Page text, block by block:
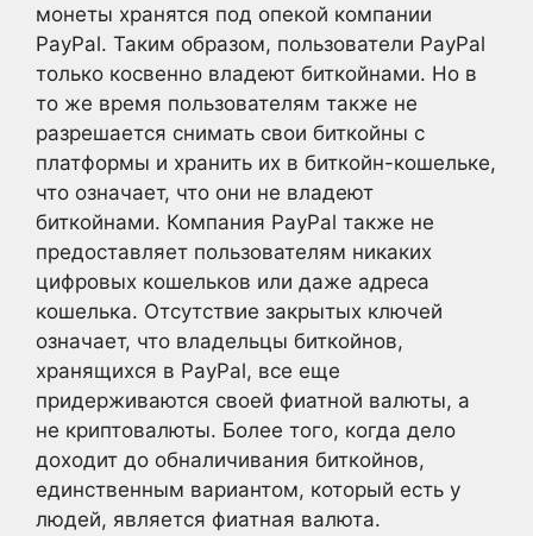
монеты хранятся под опекой компании
PayPal. Таким образом, пользователи PayPal
только косвенно владеют биткойнами. Но в
то же время пользователям также не
разрешается снимать свои биткойны с
платформы и хранить их в биткойн-кошельке,
что означает, что они не владеют
биткойнами. Компания PayPal также не
предоставляет пользователям никаких
цифровых кошельков или даже адреса
кошелька. Отсутствие закрытых ключей
означает, что владельцы биткойнов,
хранящихся в PayPal, все еще
придерживаются своей фиатной валюты, а
не криптовалюты. Более того, когда дело
доходит до обналичивания биткойнов,
единственным вариантом, который есть у
людей, является фиатная валюта.